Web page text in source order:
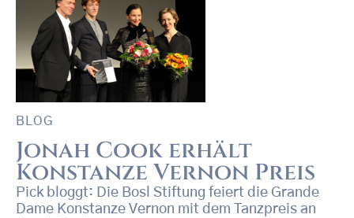
BLOG
Jonah Cook erhält
Konstanze Vernon Preis
Pick bloggt: Die Bosl Stiftung feiert die Grande
Dame Konstanze Vernon mit dem Tanzpreis an